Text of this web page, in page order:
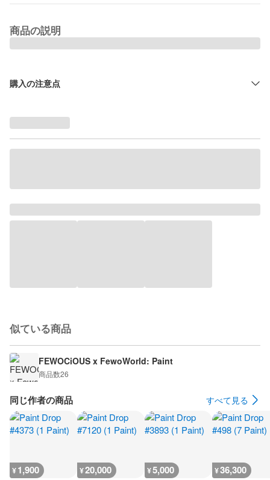
商品の説明
購入の注意点
似ている商品
FEWOCiOUS x FewoWorld: Paint
商品数26
同じ作者の商品 すべて見る
¥1,900 ¥20,000 ¥5,000 ¥36,300